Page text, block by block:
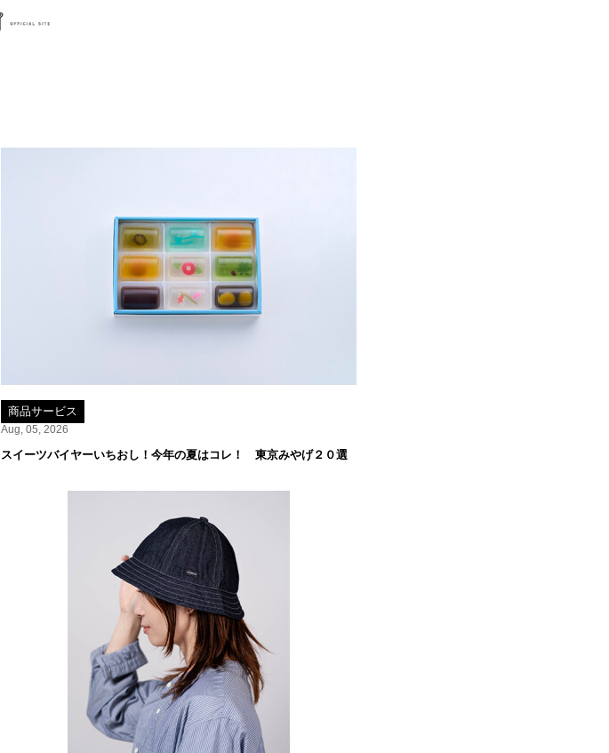
商品サービス
Aug, 05, 2026
スイーツバイヤーいちおし！今年の夏はコレ！ 東京みやげ２０選